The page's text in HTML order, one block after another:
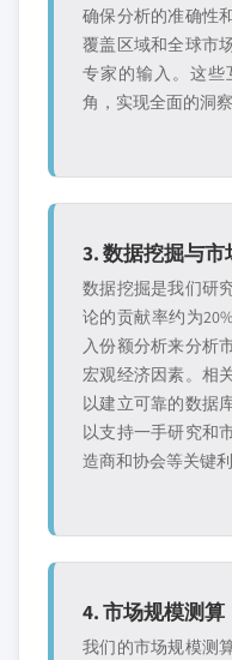
确保分析的准确性
覆盖区域和全球市
专家的输入。这
角，实现全面的洞
3. 数据挖掘与市
数据挖掘是我们研
论的贡献率约为
入份额分析来分析
宏观经济因素。相
以建立可靠的数据
以支持一手研究和
造商和协会等关键
4. 市场规模测算
我们的市场规模测